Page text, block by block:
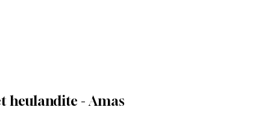
heulandite - Amas